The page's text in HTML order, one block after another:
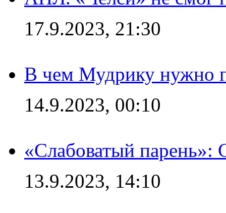
17.9.2023, 21:30
В чем Мудрику нужно
14.9.2023, 00:10
«Слабоватый парень»:
13.9.2023, 14:10